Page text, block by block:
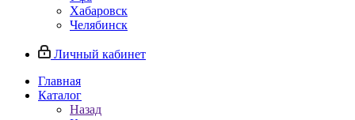
Хабаровск
Челябинск
Личный кабинет
Главная
Каталог
Назад